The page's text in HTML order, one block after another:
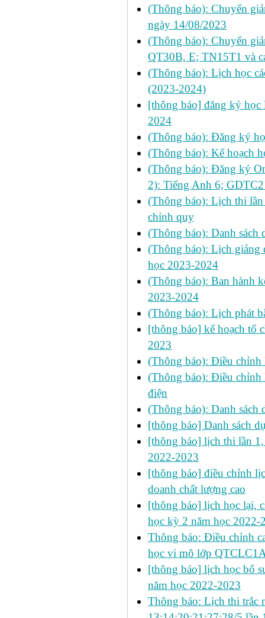
(Thông báo): Chuyển
ngày 14/08/2023
(Thông báo): Chuyển
QT30B, E; TN15T1 và
(Thông báo): Lịch học
(2023-2024)
[thông báo] đăng ký
2024
(Thông báo): Đăng ký
(Thông báo): Kế hoạch
(Thông báo): Đăng ký
2): Tiếng Anh 6;
(Thông báo): Lịch thi
chính quy
(Thông báo): Danh sách
(Thông báo): Lịch giảng
học 2023-2024
(Thông báo): Ban hành
2023-2024
(Thông báo): Lịch phát
[thông báo] kế hoạch tổ
2023
(Thông báo): Điều
(Thông báo): Điều
điện
(Thông báo): Danh
[thông báo] Danh sách
[thông báo] lịch thi lần
2022-2023
[thông báo] điều chỉnh
doanh chất lượng cao
[thông báo] lịch học lại,
học kỳ 2 năm học 2022-
Thông báo: Điều chỉnh
học vi mô lớp
[thông báo] lịch học bổ
năm học 2022-2023
Thông báo: Lịch thi trắc